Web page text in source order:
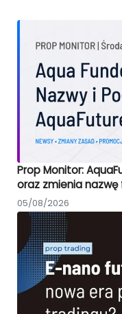
Prop Monitor:
oraz zmienia nazwę
05/08/2026